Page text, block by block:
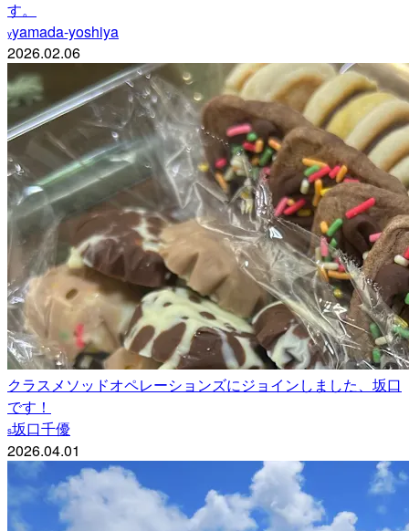
す。
yyamada-yoshiya
2026.02.06
クラスメソッドオペレーションズにジョインしました、坂口
です！
s坂口千優
2026.04.01